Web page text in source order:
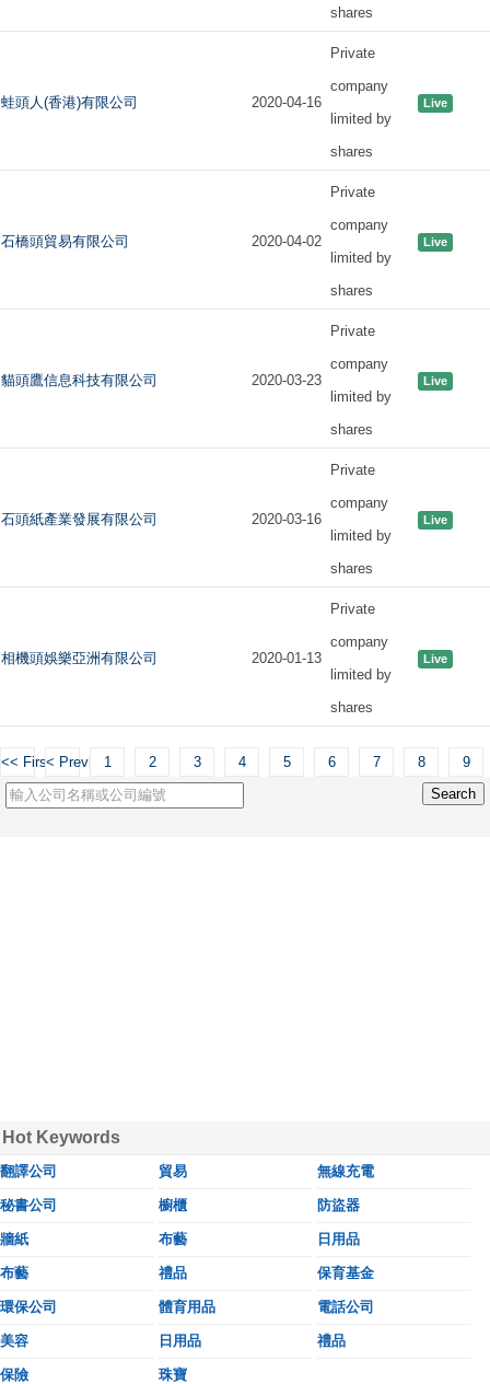
shares
蛙頭人(香港)有限公司 2020-04-16
Private
company
limited by
shares
Live
石橋頭貿易有限公司 2020-04-02
Private
company
limited by
shares
Live
貓頭鷹信息科技有限公司 2020-03-23
Private
company
limited by
shares
Live
石頭紙產業發展有限公司 2020-03-16
Private
company
limited by
shares
Live
相機頭娛樂亞洲有限公司 2020-01-13
Private
company
limited by
shares
Live
<< First< Previous1 2 3 4 5 6 7 8 9
Hot Keywords
翻譯公司 貿易 無線充電
秘書公司 櫥櫃 防盜器
牆紙 布藝 日用品
布藝 禮品 保育基金
環保公司 體育用品 電話公司
美容 日用品 禮品
保險 珠寶